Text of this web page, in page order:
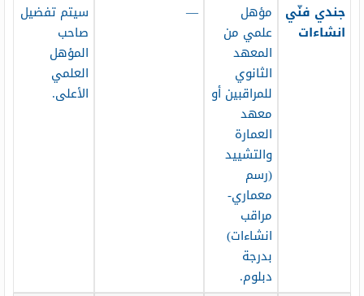
جندي فنّي
انشاءات
مؤهل
علمي من
المعهد
الثانوي
للمراقبين أو
معهد
العمارة
والتشييد
(رسم
معماري-
مراقب
انشاءات)
بدرجة
دبلوم.
—
سيتم تفضيل
صاحب
المؤهل
العلمي
الأعلى.